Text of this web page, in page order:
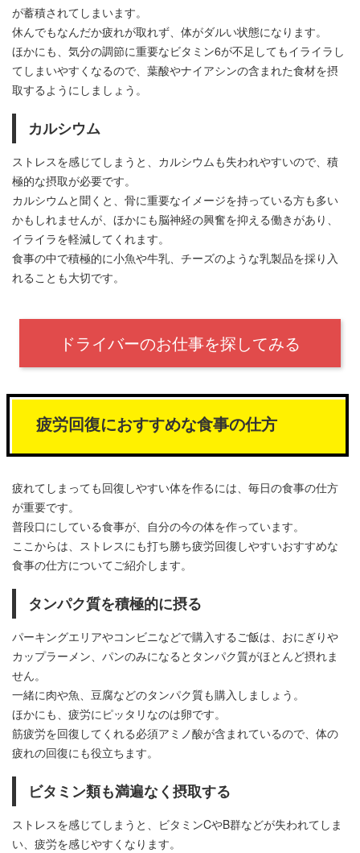
が蓄積されてしまいます。
休んでもなんだか疲れが取れず、体がダルい状態になります。
ほかにも、気分の調節に重要なビタミン6が不足してもイライラし
てしまいやすくなるので、葉酸やナイアシンの含まれた食材を摂
取するようにしましょう。
カルシウム
ストレスを感じてしまうと、カルシウムも失われやすいので、積
極的な摂取が必要です。
カルシウムと聞くと、骨に重要なイメージを持っている方も多い
かもしれませんが、ほかにも脳神経の興奮を抑える働きがあり、
イライラを軽減してくれます。
食事の中で積極的に小魚や牛乳、チーズのような乳製品を採り入
れることも大切です。
ドライバーのお仕事を探してみる
疲労回復におすすめな食事の仕方
疲れてしまっても回復しやすい体を作るには、毎日の食事の仕方
が重要です。
普段口にしている食事が、自分の今の体を作っています。
ここからは、ストレスにも打ち勝ち疲労回復しやすいおすすめな
食事の仕方についてご紹介します。
タンパク質を積極的に摂る
パーキングエリアやコンビニなどで購入するご飯は、おにぎりや
カップラーメン、パンのみになるとタンパク質がほとんど摂れま
せん。
一緒に肉や魚、豆腐などのタンパク質も購入しましょう。
ほかにも、疲労にピッタリなのは卵です。
筋疲労を回復してくれる必須アミノ酸が含まれているので、体の
疲れの回復にも役立ちます。
ビタミン類も満遍なく摂取する
ストレスを感じてしまうと、ビタミンCやB群などが失われてしま
い、疲労を感じやすくなります。